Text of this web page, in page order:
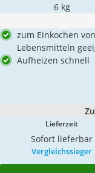
6 kg
zum Einkochen von
Lebensmitteln
Aufheizen schnell
Lieferzeit
Sofort lieferbar
Vergleichssieger